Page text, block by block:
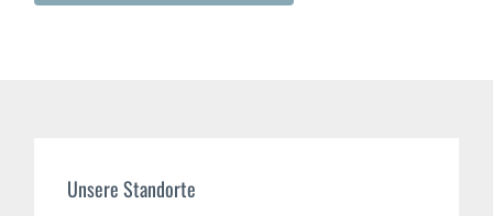
Unsere Standorte